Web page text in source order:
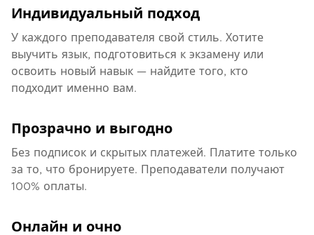
Индивидуальный подход
У каждого преподавателя свой стиль. Хотите
выучить язык, подготовиться к экзамену или
освоить новый навык — найдите того, кто
подходит именно вам.
Прозрачно и выгодно
Без подписок и скрытых платежей. Платите только
за то, что бронируете. Преподаватели получают
100% оплаты.
Онлайн и очно